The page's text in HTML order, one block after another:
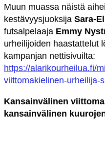
Muun muassa näistä
kestävyysjuoksija Sara-
futsalpelaaja Emmy
urheilijoiden haastattelut
kampanjan nettisivuilta:
https://alarikourheilua.fi/
viittomakielinen-urheilija-
Kansainvälinen
kansainvälinen